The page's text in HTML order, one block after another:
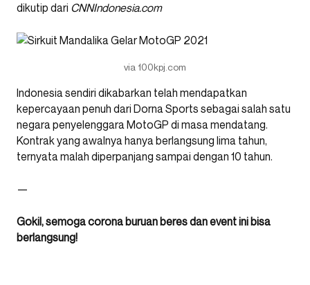
dikutip dari CNNIndonesia.com
via 100kpj.com
Indonesia sendiri dikabarkan telah mendapatkan
kepercayaan penuh dari Dorna Sports sebagai salah satu
negara penyelenggara MotoGP di masa mendatang.
Kontrak yang awalnya hanya berlangsung lima tahun,
ternyata malah diperpanjang sampai dengan 10 tahun.
—
Gokil, semoga corona buruan beres dan event ini bisa
berlangsung!